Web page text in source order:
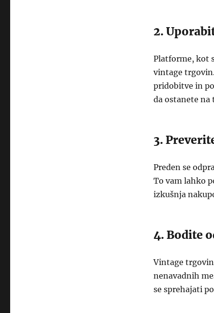
2.
Platforme, kot
vintage
pridobitve in
da ostanete na
3.
Preden se
To vam lahko
izkušnja
4. Bodite
Vintage
nenavadnih
se sprehajati